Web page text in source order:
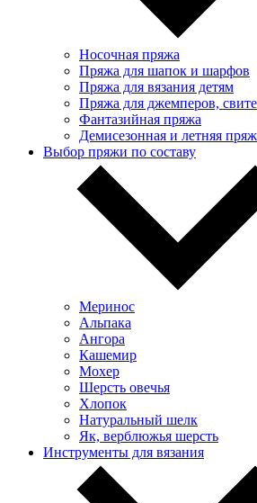
Носочная пряжа
Пряжа для шапок и шарфов
Пряжа для вязания детям
Пряжа для джемперов,
Фантазийная пряжа
Демисезонная и летняя
Выбор пряжи по составу
Меринос
Альпака
Ангора
Кашемир
Мохер
Шерсть овечья
Хлопок
Натуральный шелк
Як, верблюжья шерсть
Инструменты для вязания